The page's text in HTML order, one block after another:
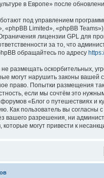
в Европе» после
под управлением
«phpBB Limited», «phpBB
лицензии GPL для
за то, что
обращайтесь по адресу
размещать оскорбительных,
могут нарушить законы вашей
право. Попытки размещения
если мы сочтём это
«Блог о путешествиях и
Как пользователь вы
вашего разрешения, ни
которые могут привести к